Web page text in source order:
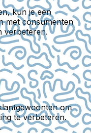
kun je een
met consumenten
verbeteren.
om
te verbeteren.